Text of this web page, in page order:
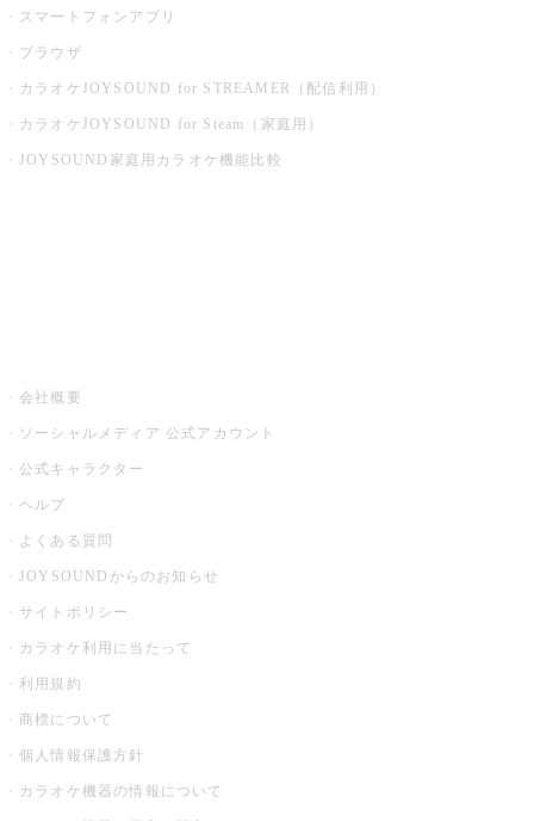
スマートフォンアプリ
ブラウザ
カラオケJOYSOUND for STREAMER（配信利用）
カラオケJOYSOUND for Steam（家庭用）
JOYSOUND家庭用カラオケ機能比較
会社概要
ソーシャルメディア 公式アカウント
公式キャラクター
ヘルプ
よくある質問
JOYSOUNDからのお知らせ
サイトポリシー
カラオケ利用に当たって
利用規約
商標について
個人情報保護方針
カラオケ機器の情報について